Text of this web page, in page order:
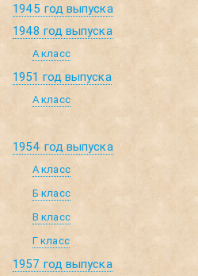
1945 год выпуска
1948 год выпуска
А класс
1951 год выпуска
А класс
1954 год выпуска
А класс
Б класс
В класс
Г класс
1957 год выпуска